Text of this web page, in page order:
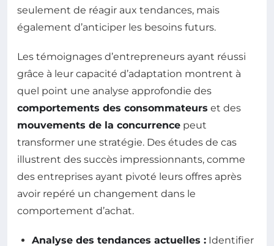
seulement de réagir aux tendances, mais
également d’anticiper les besoins futurs.
Les témoignages d’entrepreneurs ayant réussi
grâce à leur capacité d’adaptation montrent à
quel point une analyse approfondie des
comportements des consommateurs et des
mouvements de la concurrence peut
transformer une stratégie. Des études de cas
illustrent des succès impressionnants, comme
des entreprises ayant pivoté leurs offres après
avoir repéré un changement dans le
comportement d’achat.
Analyse des tendances actuelles : Identifier